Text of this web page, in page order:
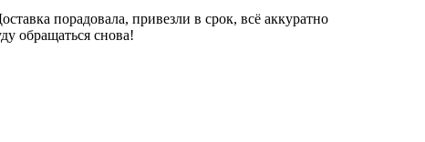
порадовала, привезли в срок, всё аккуратно
обращаться снова!